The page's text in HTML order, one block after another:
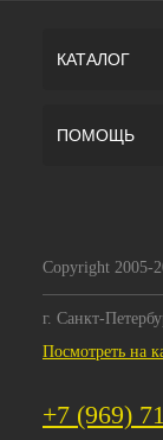
КАТАЛОГ
ПОМОЩЬ
Copyright 2005-
г. Санкт-
Посмотреть на
+7 (969)